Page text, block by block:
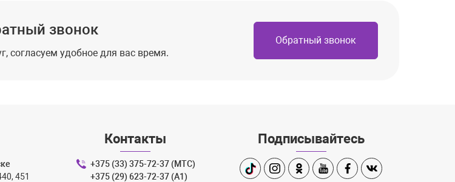
звонок
согласуем удобное для вас время.
Обратный звонок
451
Контакты
+375 (33) 375-72-37 (МТС)
+375 (29) 623-72-37 (A1)
Подписывайтесь
TikTokInstagramОдноклассники
YoutubeFacebookВконтакте